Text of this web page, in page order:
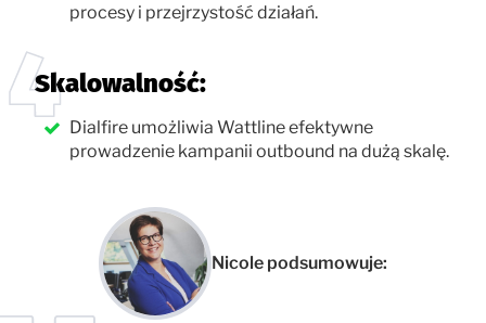
procesy i przejrzystość działań.
Skalowalność:
Dialfire umożliwia Wattline efektywne
prowadzenie kampanii outbound na dużą skalę.
Nicole podsumowuje: